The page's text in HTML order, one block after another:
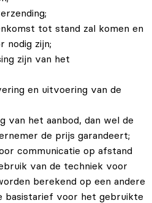
tot stand zal komen en
nodig zijn;
zijn van het
en uitvoering van de
van het aanbod, dan wel de
de prijs garandeert;
communicatie op afstand
van de techniek voor
berekend op een andere
basistarief voor het gebruikte